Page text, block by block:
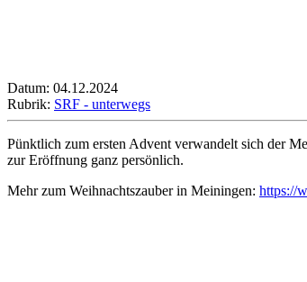
Datum: 04.12.2024
Rubrik: SRF - unterwegs
Pünktlich zum ersten Advent verwandelt sich der
zur Eröffnung ganz persönlich.
Mehr zum Weihnachtszauber in Meiningen: https://